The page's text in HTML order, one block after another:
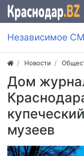
Независимое
Новости
Дом
музеев